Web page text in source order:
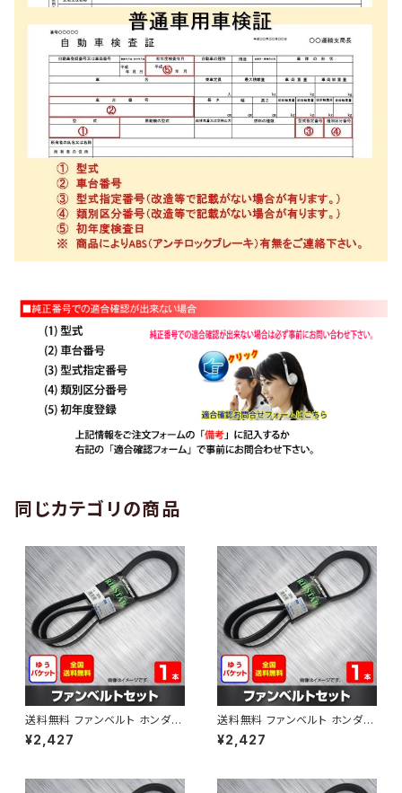
同じカテゴリの商品
送料無料 ファンベルト ホンダ
ゼスト 型式JE1 H18.03～H24.
11 （国内トップメーカー） 1本 H
¥2,427
送料無料 ファンベルト ホンダ ラ
イフ 型式JB6 H15.09～H20.1
1 （国内トップメーカー） 1本 HA
¥2,427